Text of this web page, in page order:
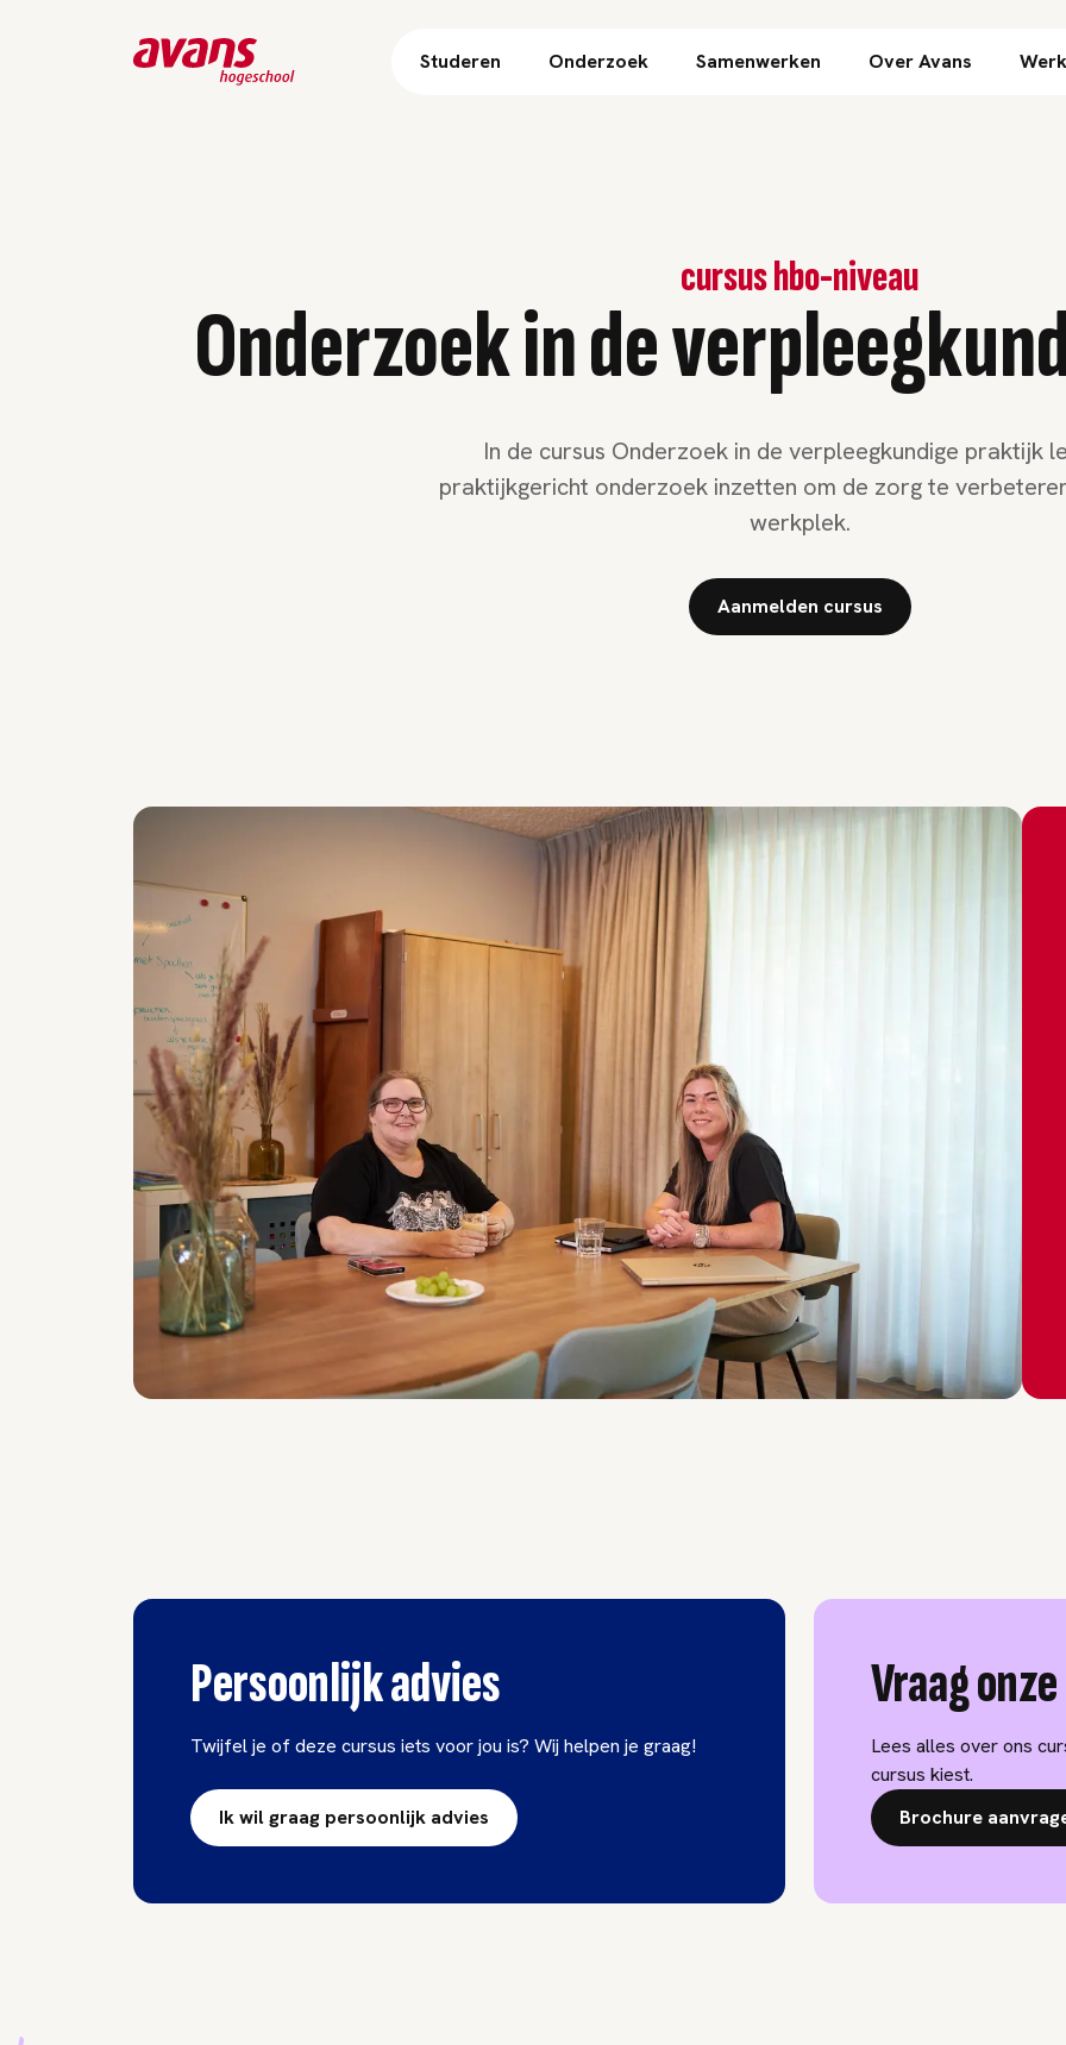
Direct naar inhoud
Studeren Onderzoek Samenwerken Over Avans
Onderzoek in de
cursus hbo-niveau
In de cursus Onderzoek in de verpleegkundige praktijk
praktijkgericht onderzoek inzetten om de zorg te
werkplek.
Aanmelden cursus
Persoonlijk advies
Twijfel je of deze cursus iets voor jou is? Wij helpen je graag!
Ik wil graag persoonlijk advies
Vraag
Lees alles over ons
cursus kiest.
Brochure